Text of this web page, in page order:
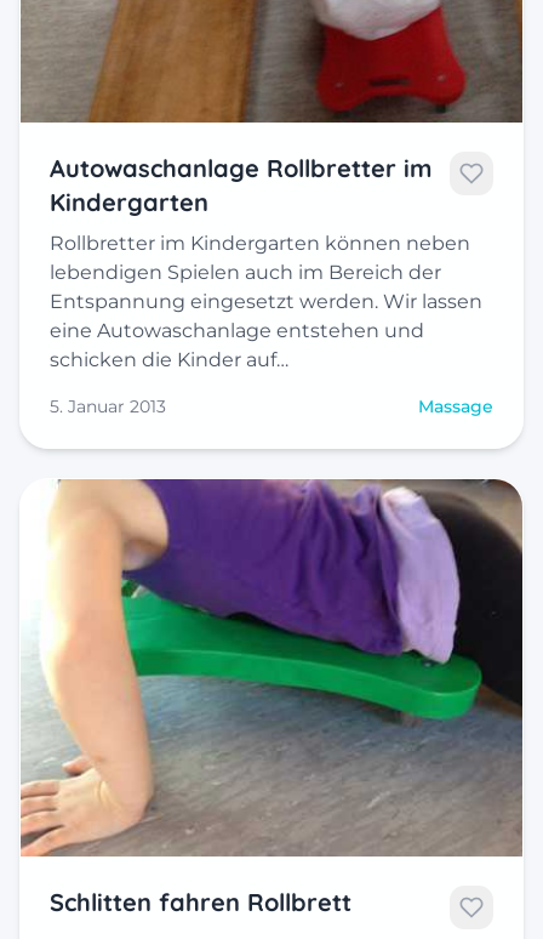
Autowaschanlage Rollbretter im
Kindergarten
Rollbretter im Kindergarten können neben
lebendigen Spielen auch im Bereich der
Entspannung eingesetzt werden. Wir lassen
eine Autowaschanlage entstehen und
schicken die Kinder auf…
5. Januar 2013 Massage
Schlitten fahren Rollbrett